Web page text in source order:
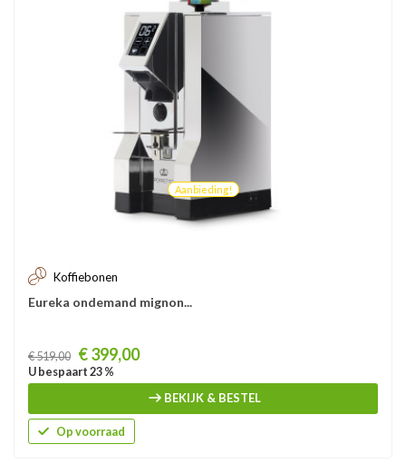
Aanbieding!
Koffiebonen
Eureka ondemand mignon...
Prijs
€ 519,00 € 399,00
U bespaart 23 %
BEKIJK & BESTEL
Op voorraad